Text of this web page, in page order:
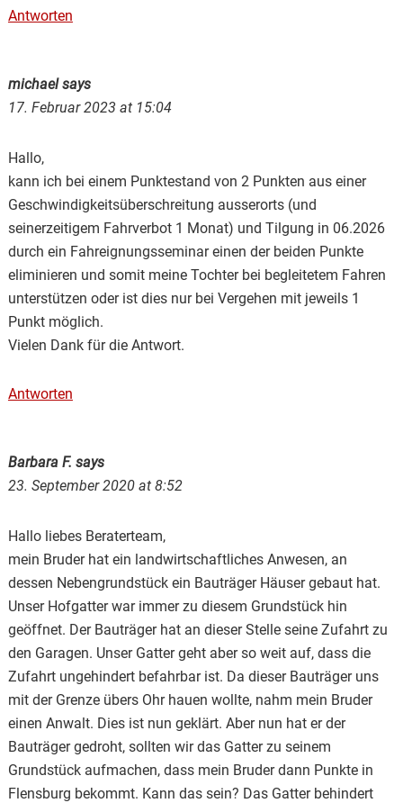
Antworten
michaelsays
17. Februar 2023 at 15:04
Hallo,
kann ich bei einem Punktestand von 2 Punkten aus einer
Geschwindigkeitsüberschreitung ausserorts (und
seinerzeitigem Fahrverbot 1 Monat) und Tilgung in 06.2026
durch ein Fahreignungsseminar einen der beiden Punkte
eliminieren und somit meine Tochter bei begleitetem Fahren
unterstützen oder ist dies nur bei Vergehen mit jeweils 1
Punkt möglich.
Vielen Dank für die Antwort.
Antworten
Barbara F. says
23. September 2020 at 8:52
Hallo liebes Beraterteam,
mein Bruder hat ein landwirtschaftliches Anwesen, an
dessen Nebengrundstück ein Bauträger Häuser gebaut hat.
Unser Hofgatter war immer zu diesem Grundstück hin
geöffnet. Der Bauträger hat an dieser Stelle seine Zufahrt zu
den Garagen. Unser Gatter geht aber so weit auf, dass die
Zufahrt ungehindert befahrbar ist. Da dieser Bauträger uns
mit der Grenze übers Ohr hauen wollte, nahm mein Bruder
einen Anwalt. Dies ist nun geklärt. Aber nun hat er der
Bauträger gedroht, sollten wir das Gatter zu seinem
Grundstück aufmachen, dass mein Bruder dann Punkte in
Flensburg bekommt. Kann das sein? Das Gatter behindert